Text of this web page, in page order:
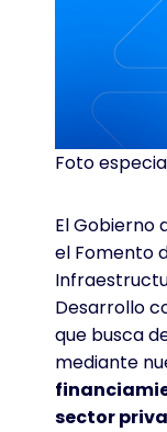
Foto
El Gobierno
el Fomento
Desarrollo
que busca
mediante
sector